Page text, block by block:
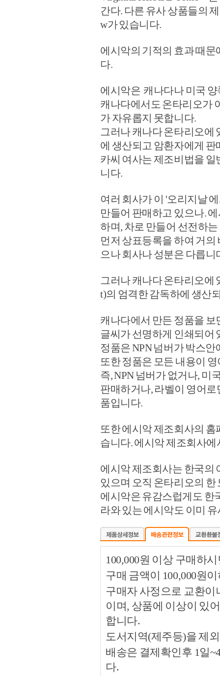
간다. 다른 유사 상품들의
w가 있습니다.
에시악의 기적의 효과 때
다.
에시악은 캐나다나 미국
캐나다에서도 온타리오가
가 자유롭지 못합니다.
그러나 캐나다 온타리오에
에 생산되고 암환자에게
카씨 여사는 제조비법을
니다.
여러 회사가 이 '오리지날
만들어 판매하고 있으나.
하며, 차로 만들어 선전하
먼저 상표등록을 하여 거
으나 회사나 성분은 다릅니
그러나 캐나다 온타리오에
t)의 엄격한 감독하에 생산
캐나다에서 만든 정품을
글씨가 선명하게 인쇄되어
정품은 NPN 넘버가 박스
또한 정품은 모든 내용이
즉, NPN 넘버가 없거나, 미
판매하거나, 라벨이 영어
품입니다.
또한 에시악 제조회사의
습니다. 에시악 제조회사
에시악 제조회사는 한국의
있으며 오직 온타리오의
에시악은 유감스럽게도 한
라와 있는 에시악도 이미
100,000원 이상 구매하
구매 금액이 100,000원
구매자 사정으로 교환이
이며, 상품에 이상이 있
합니다.
도서지역(제주등)을 제
배송은 결제확인후 1일
다.